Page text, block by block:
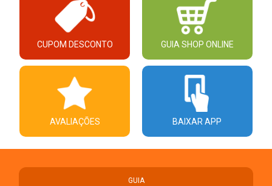
CUPOM DESCONTO GUIA SHOP ONLINE
AVALIAÇÕES BAIXAR APP
GUIA